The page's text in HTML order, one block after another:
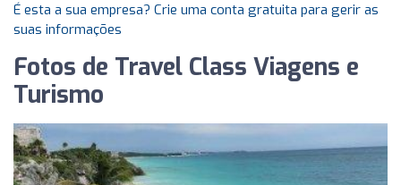
É esta a sua empresa? Crie uma conta gratuita para gerir as
suas informações
Fotos de Travel Class Viagens e
Turismo